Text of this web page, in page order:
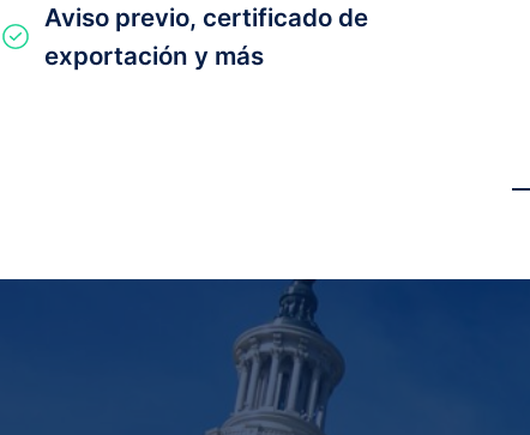
Aviso previo, certificado de
exportación y más